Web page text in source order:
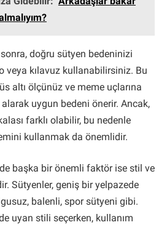
doğru sütyen bedeninizi
veya kılavuz kullanabilirsiniz. Bu
altı ölçünüz ve meme uçlarına
uygun bedeni önerir. Ancak,
farklı olabilir, bu nedenle
kullanmak da önemlidir.
başka bir önemli faktör ise stil ve
Sütyenler, geniş bir yelpazede
balenli, spor sütyeni gibi.
uyan stili seçerken, kullanım